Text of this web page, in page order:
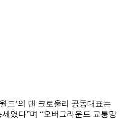
드’의 댄 크로울리 공동대표는
였다”며 “오버그라운드 교통망